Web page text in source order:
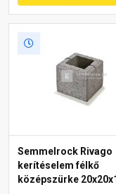
Semmelrock Rivago
kerítéselem félkő
középszürke